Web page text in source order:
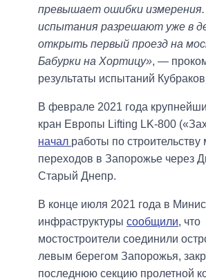
превышает ошибки
испытания разрешают уже в
открыть первый проезд на
Бабурки на Хортицу», —
результаты испытаний
В феврале 2021 года
кран Европы Lifting LK-800
начал работы по строительству
переходов в Запорожье через
Старый Днепр.
В конце июля 2021 года в
инфраструктуры сообщили, что
мостостроители соединили
левым берегом Запорожья,
последнюю секцию пролетной